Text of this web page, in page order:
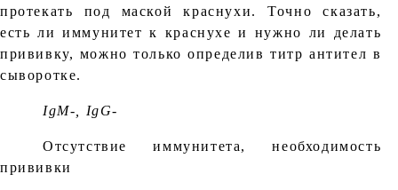
протекать под маской краснухи. Точно сказать,
есть ли иммунитет к краснухе и нужно ли делать
прививку, можно только определив титр антител в
сыворотке.
IgM-, IgG-
Отсутствие иммунитета, необходимость
прививки